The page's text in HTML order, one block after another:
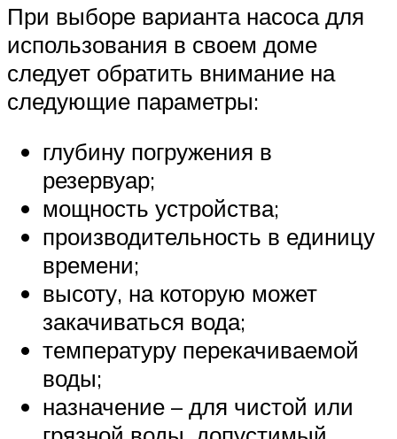
При выборе варианта насоса для
использования в своем доме
следует обратить внимание на
следующие параметры:
глубину погружения в
резервуар;
мощность устройства;
производительность в единицу
времени;
высоту, на которую может
закачиваться вода;
температуру перекачиваемой
воды;
назначение – для чистой или